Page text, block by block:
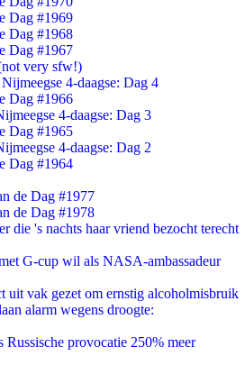
Dag #1969
Dag #1968
Dag #1967
very sfw!)
4-daagse: Dag 4
Dag #1966
4-daagse: Dag 3
Dag #1965
4-daagse: Dag 2
Dag #1964
de Dag #1977
de Dag #1978
die 's nachts haar vriend bezocht terecht
G-cup wil als NASA-ambassadeur
uit vak gezet om ernstig alcoholmisbruik
alarm wegens droogte:
provocatie 250% meer